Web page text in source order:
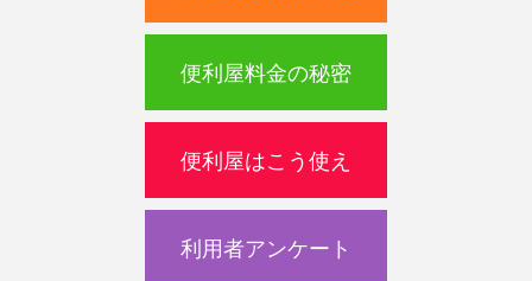
便利屋料金の秘密
便利屋はこう使え
利用者アンケート